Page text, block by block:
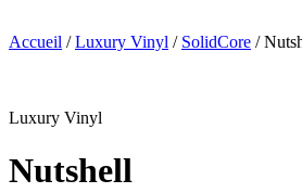
Accueil /Luxury Vinyl / SolidCore /
Luxury Vinyl
Nutshell